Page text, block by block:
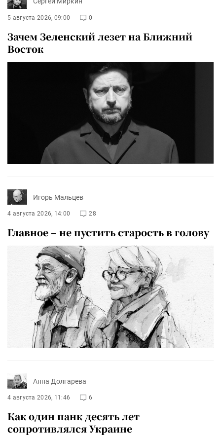
5 августа 2026, 09:00 0
Зачем Зеленский лезет на Ближний
Восток
Игорь Мальцев
4 августа 2026, 14:00 28
Главное – не пустить старость в голову
Анна Долгарева
4 августа 2026, 11:46 6
Как один панк десять лет
сопротивлялся Украине